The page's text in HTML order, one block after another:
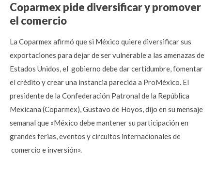
Coparmex pide diversificar y promover
el comercio
La Coparmex afirmó que si México quiere diversificar sus
exportaciones para dejar de ser vulnerable a las amenazas de
Estados Unidos, el gobierno debe dar certidumbre, fomentar
el crédito y crear una instancia parecida a ProMéxico. El
presidente de la Confederación Patronal de la República
Mexicana (Coparmex), Gustavo de Hoyos, dijo en su mensaje
semanal que «México debe mantener su participación en
grandes ferias, eventos y circuitos internacionales de
comercio e inversión».